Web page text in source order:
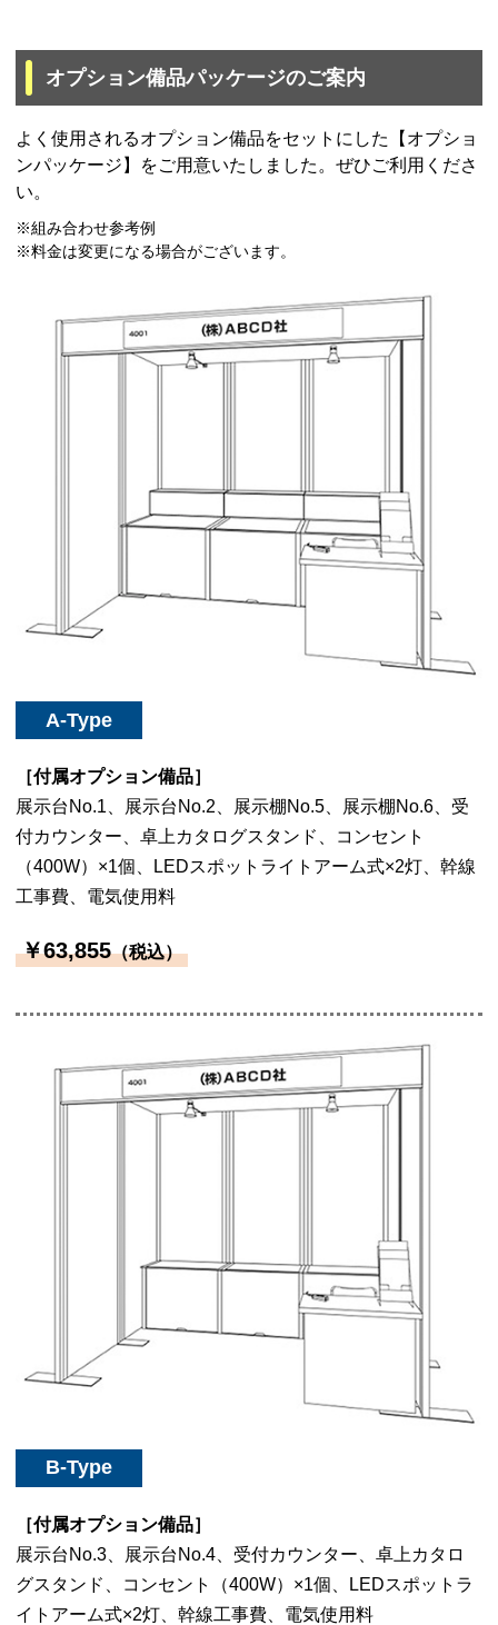
オプション備品パッケージのご案内
よく使用されるオプション備品をセットにした【オプショ
ンパッケージ】をご用意いたしました。ぜひご利用くださ
い。
※組み合わせ参考例
※料金は変更になる場合がございます。
A-Type
［付属オプション備品］
展示台No.1、展示台No.2、展示棚No.5、展示棚No.6、受
付カウンター、卓上カタログスタンド、コンセント
（400W）×1個、LEDスポットライトアーム式×2灯、幹線
工事費、電気使用料
￥63,855（税込）
B-Type
［付属オプション備品］
展示台No.3、展示台No.4、受付カウンター、卓上カタロ
グスタンド、コンセント（400W）×1個、LEDスポットラ
イトアーム式×2灯、幹線工事費、電気使用料